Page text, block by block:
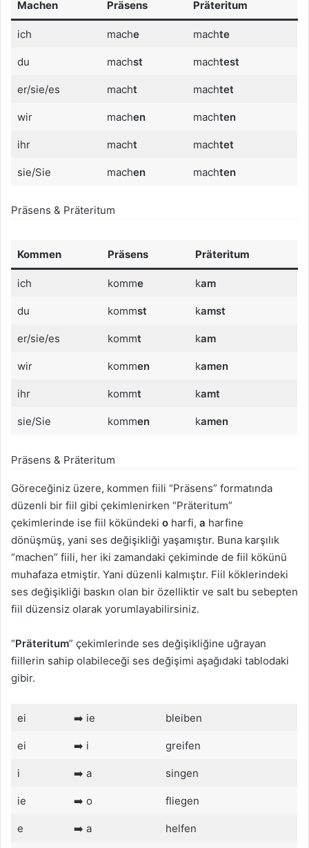
Machen Präsens Präteritum
ich mache machte
du machst machtest
er/sie/es macht machtet
wir machen machten
ihr macht machtet
sie/Sie machen machten
Präsens & Präteritum
Kommen Präsens Präteritum
ich komme kam
du kommst kamst
er/sie/es kommt kam
wir kommen kamen
ihr kommt kamt
sie/Sie kommen kamen
Präsens & Präteritum
Göreceğiniz üzere, kommen fiili “Präsens” formatında
düzenli bir fiil gibi çekimlenirken “Präteritum”
çekimlerinde ise fiil kökündeki o harfi, a harfine
dönüşmüş, yani ses değişikliği yaşamıştır. Buna karşılık
“machen” fiili, her iki zamandaki çekiminde de fiil kökünü
muhafaza etmiştir. Yani düzenli kalmıştır. Fiil köklerindeki
ses değişikliği baskın olan bir özelliktir ve salt bu sebepten
fiil düzensiz olarak yorumlayabilirsiniz.
“Präteritum” çekimlerinde ses değişikliğine uğrayan
fiillerin sahip olabileceği ses değişimi aşağıdaki tablodaki
gibir.
ei ➡️ ie bleiben
ei ➡️ i greifen
i ➡️ a singen
ie ➡️ o fliegen
e ➡️ a helfen